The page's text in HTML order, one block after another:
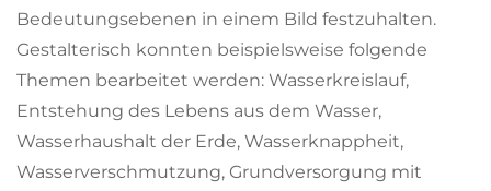
Bedeutungsebenen in einem Bild festzuhalten.
Gestalterisch konnten beispielsweise folgende
Themen bearbeitet werden: Wasserkreislauf,
Entstehung des Lebens aus dem Wasser,
Wasserhaushalt der Erde, Wasserknappheit,
Wasserverschmutzung, Grundversorgung mit